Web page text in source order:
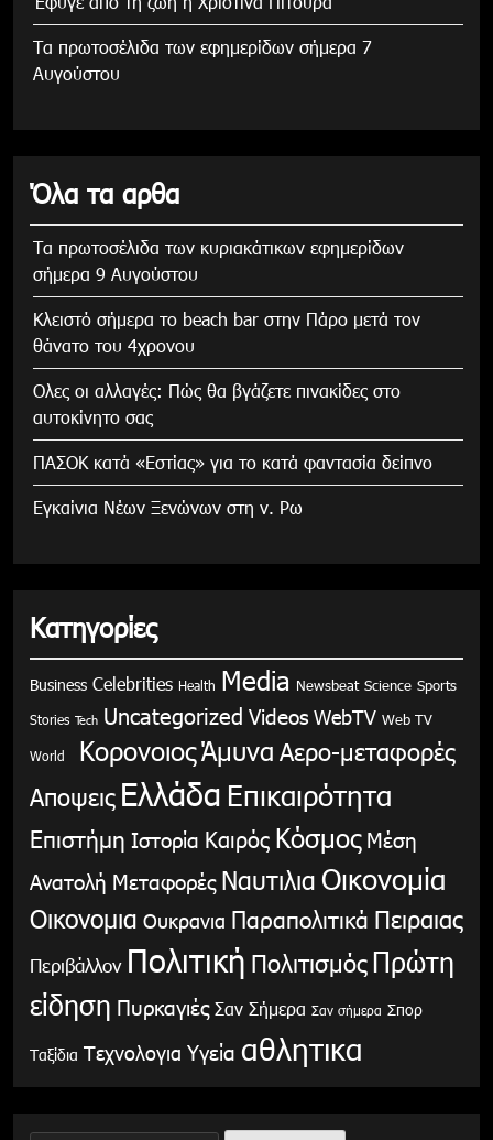
Τα πρωτοσέλιδα των εφημερίδων σήμερα 7
Αυγούστου
Όλα τα αρθα
Τα πρωτοσέλιδα των κυριακάτικων εφημερίδων
σήμερα 9 Αυγούστου
Κλειστό σήμερα το beach bar στην Πάρο μετά τον
θάνατο του 4χρονου
Ολες οι αλλαγές: Πώς θα βγάζετε πινακίδες στο
αυτοκίνητο σας
ΠΑΣΟΚ κατά «Εστίας» για το κατά φαντασία δείπνο
Εγκαίνια Νέων Ξενώνων στη ν. Ρω
Κατηγορίες
Business Celebrities Health Media Newsbeat Science Sports
Stories Tech Uncategorized Videos WebTV Web TV
World ΚορονοιοςΆμυνα Αερο-μεταφορές
Αποψεις Ελλάδα Επικαιρότητα
Επιστήμη Ιστορία Καιρός Κόσμος Μέση
Ανατολή Μεταφορές Ναυτιλια Οικονομία
Οικονομια Ουκρανια Παραπολιτικά Πειραιας
Περιβάλλον Πολιτική Πολιτισμός Πρώτη
είδηση Πυρκαγιές Σαν Σήμερα Σαν σήμερα Σπορ
Ταξίδια Τεχνολογια Υγεία αθλητικα